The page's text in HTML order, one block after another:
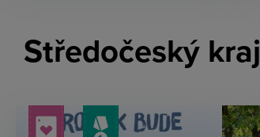
Středočeský kraj